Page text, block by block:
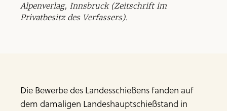
Alpenverlag, Innsbruck (Zeitschrift im
Privatbesitz des Verfassers).
Die Bewerbe des Landesschießens fanden auf
dem damaligen Landeshauptschießstand in